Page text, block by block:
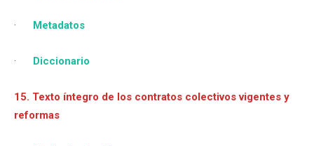
· Metadatos
· Diccionario
15. Texto íntegro de los contratos colectivos vigentes y
reformas